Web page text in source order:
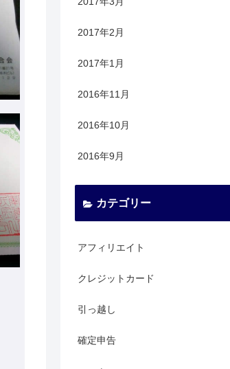
2017年2月
2017年1月
2016年11月
2016年10月
2016年9月
カテゴリー
アフィリエイト
クレジットカード
引っ越し
確定申告